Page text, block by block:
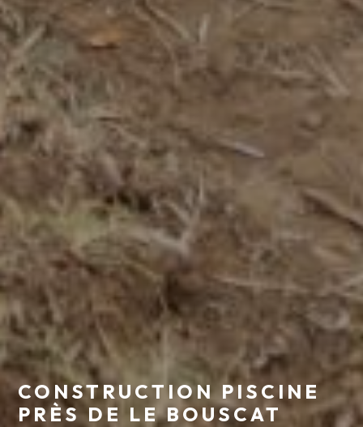
CONSTRUCTION PISCINE
PRÈS DE LE BOUSCAT